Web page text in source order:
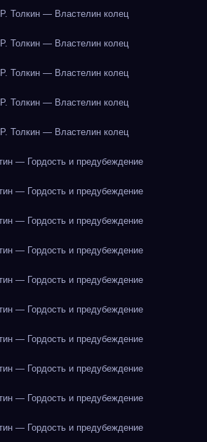
Толкин — Властелин колец
Толкин — Властелин колец
Толкин — Властелин колец
Толкин — Властелин колец
Толкин — Властелин колец
— Гордость и предубеждение
— Гордость и предубеждение
— Гордость и предубеждение
— Гордость и предубеждение
— Гордость и предубеждение
— Гордость и предубеждение
— Гордость и предубеждение
— Гордость и предубеждение
— Гордость и предубеждение
— Гордость и предубеждение